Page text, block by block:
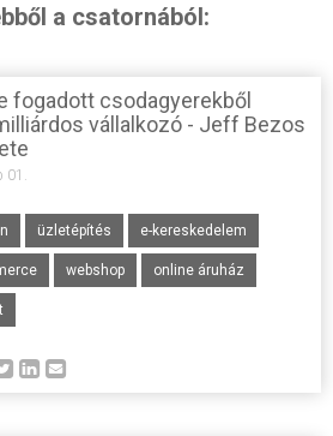
a csatornából:
fogadott csodagyerekből
vállalkozó - Jeff Bezos
üzletépítés e-kereskedelem
webshop online áruház